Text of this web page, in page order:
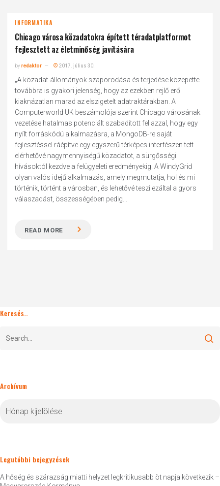
INFORMATIKA
Chicago városa közadatokra épített téradatplatformot
fejlesztett az életminőség javítására
byredaktor 2017. július 30.
„A közadat-állományok szaporodása és terjedése közepette
továbbra is gyakori jelenség, hogy az ezekben rejlő erő
kiaknázatlan marad az elszigetelt adatraktárakban. A
Computerworld UK beszámolója szerint Chicago városának
vezetése hatalmas potenciált szabadított fel azzal, hogy egy
nyílt forráskódú alkalmazásra, a MongoDB-re saját
fejlesztéssel ráépítve egy egyszerű térképes interfészen tett
elérhetővé nagymennyiségű közadatot, a sürgősségi
hívásoktól kezdve a felügyeleti eredményekig. A WindyGrid
olyan valós idejű alkalmazás, amely megmutatja, hol és mi
történik, történt a városban, és lehetővé teszi ezáltal a gyors
válaszadást, összességében pedig...
READ MORE
Keresés..
Archívum
Legutóbbi bejegyzések
A hőség és szárazság miatti helyzet legkritikusabb öt napja következik –